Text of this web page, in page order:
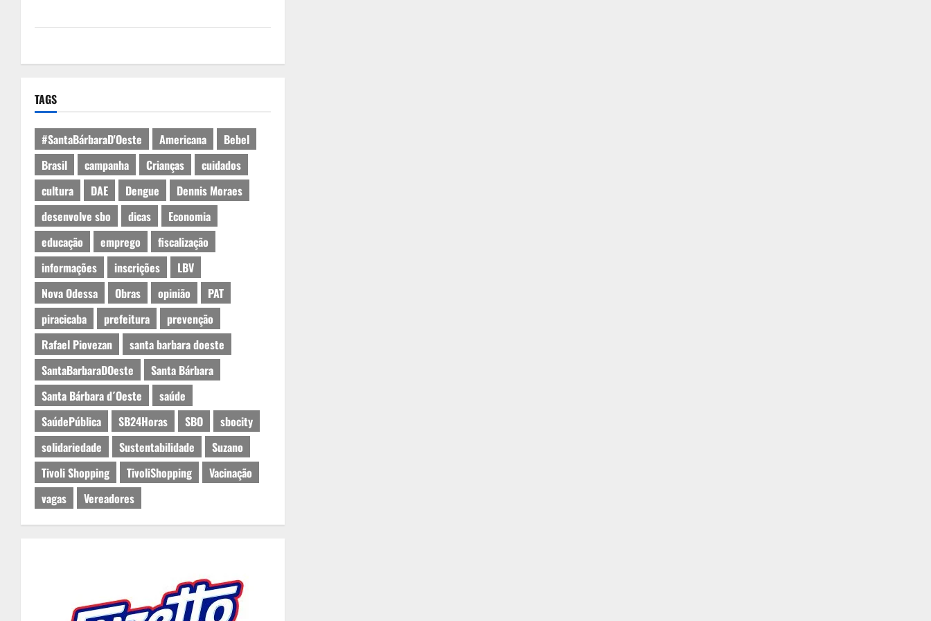
TAGS
#SantaBárbaraD'Oeste Americana
Bebel
Brasil
campanha Crianças
cuidados
cultura
DAE Dengue
Dennis Moraes
desenvolve sbo
dicas
Economia
educação
emprego
fiscalização
informações
inscrições
LBV
Nova Odessa
Obras opinião
PAT
piracicaba
prefeitura
prevenção
Rafael Piovezan
santa barbara doeste
SantaBarbaraDOeste
Santa Bárbara
Santa Bárbara d´Oeste
saúde
SaúdePública
SB24Horas SBO
sbocity
solidariedade
Sustentabilidade
Suzano
Tivoli Shopping
TivoliShopping
Vacinação
vagas
Vereadores